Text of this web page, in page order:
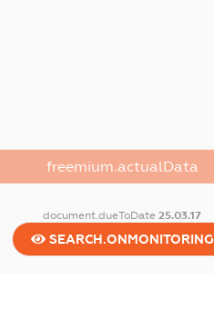
freemium.actualData
document.dueToDate25.03.17
SEARCH.ONMONITORING